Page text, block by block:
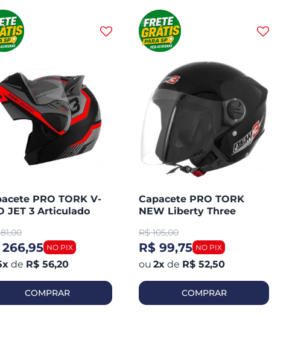
PRO TORK V-
JET 3 Articulado
266,95
x de R$ 56,20
COMPRAR
Capacete PRO TORK
NEW Liberty Three
R$ 105,00
R$ 99,75
2x de R$ 52,50
COMPRAR